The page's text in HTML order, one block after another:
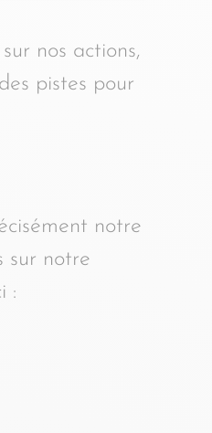
nos actions,
pistes pour
notre
sur notre
: